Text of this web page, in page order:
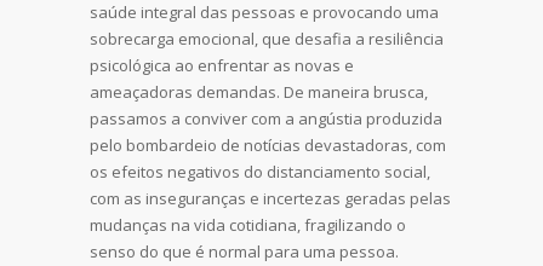
saúde integral das pessoas e provocando uma
sobrecarga emocional, que desafia a resiliência
psicológica ao enfrentar as novas e
ameaçadoras demandas. De maneira brusca,
passamos a conviver com a angústia produzida
pelo bombardeio de notícias devastadoras, com
os efeitos negativos do distanciamento social,
com as inseguranças e incertezas geradas pelas
mudanças na vida cotidiana, fragilizando o
senso do que é normal para uma pessoa.